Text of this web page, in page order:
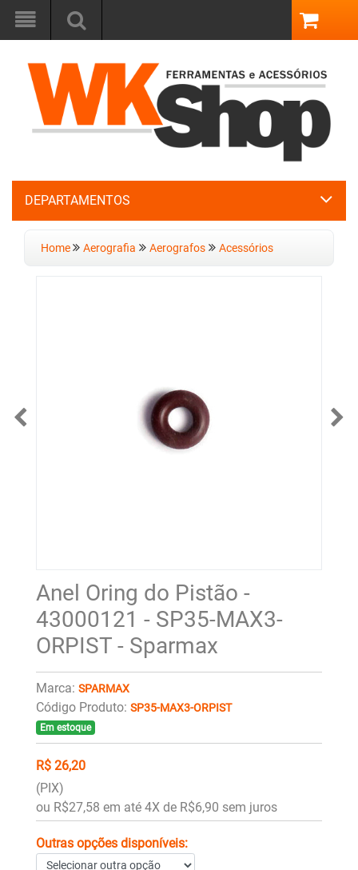
DEPARTAMENTOS
Home Aerografia Aerografos Acessórios
Anel Oring do Pistão -
43000121 - SP35-MAX3-
ORPIST - Sparmax
Marca: SPARMAX
Código Produto: SP35-MAX3-ORPIST
Em estoque
R$ 26,20
(PIX)
ou R$27,58 em até 4X de R$6,90 sem juros
Outras opções disponíveis: